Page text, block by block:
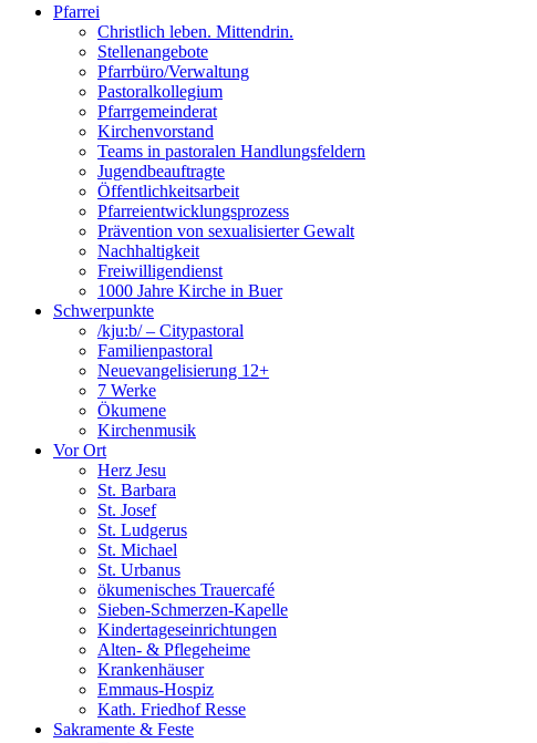
Pfarrei
Christlich leben. Mittendrin.
Stellenangebote
Pfarrbüro/Verwaltung
Pastoralkollegium
Pfarrgemeinderat
Kirchenvorstand
Teams in pastoralen Handlungsfeldern
Jugendbeauftragte
Öffentlichkeitsarbeit
Pfarreientwicklungsprozess
Prävention von sexualisierter Gewalt
Nachhaltigkeit
Freiwilligendienst
1000 Jahre Kirche in Buer
Schwerpunkte
/kju:b/ – Citypastoral
Familienpastoral
Neuevangelisierung 12+
7 Werke
Ökumene
Kirchenmusik
Vor Ort
Herz Jesu
St. Barbara
St. Josef
St. Ludgerus
St. Michael
St. Urbanus
ökumenisches Trauercafé
Sieben-Schmerzen-Kapelle
Kindertageseinrichtungen
Alten- & Pflegeheime
Krankenhäuser
Emmaus-Hospiz
Kath. Friedhof Resse
Sakramente & Feste